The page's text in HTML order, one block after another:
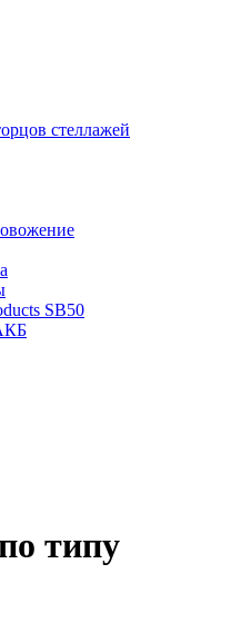
стеллажей
SB50
типу